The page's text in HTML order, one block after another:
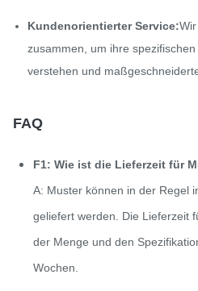
Kundenorientierter Service:
zusammen, um ihre
verstehen und
FAQ
F1: Wie ist die Lieferzeit für
A: Muster können in der Regel
geliefert werden. Die Lieferzeit
der Menge und den
Wochen.